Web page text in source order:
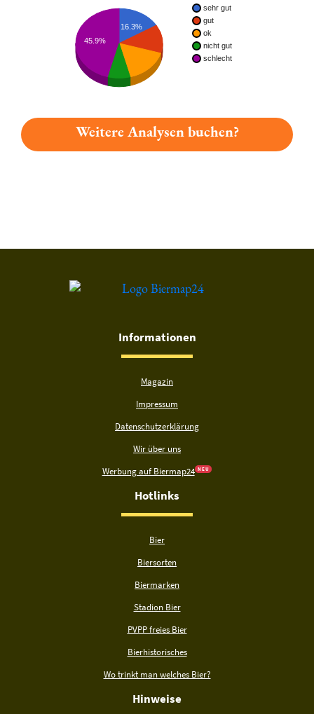
sehr gut
gut
ok
nicht gut
schlecht
16.3%
45.9%
Weitere Analysen buchen?
Informationen
Magazin
Impressum
Datenschutzerklärung
Wir über uns
Werbung auf Biermap24 N E U
Hotlinks
Bier
Biersorten
Biermarken
Stadion Bier
PVPP freies Bier
Bierhistorisches
Wo trinkt man welches Bier?
Hinweise